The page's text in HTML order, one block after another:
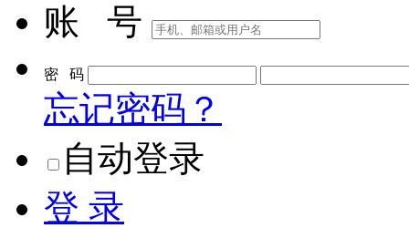
账 号
密 码
忘记密码？
自动登录
登 录